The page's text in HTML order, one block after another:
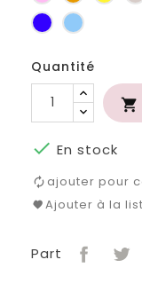
d'or
Bleu
roi
Bleu
Quantité

 En stock
ajouter pour
Ajouter à la
Part